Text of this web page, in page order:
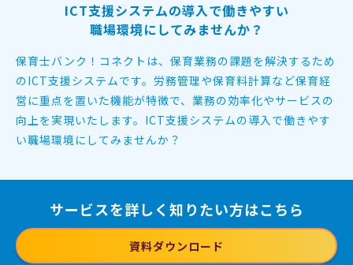
ICT支援システムの導入で働きやすい
職場環境にしてみませんか？
保育士バンク！コネクトは、保育業務の課題を解決するため
のICT支援システムです。 労務管理や保育料計算など保育経
営に重点を置いた機能が特徴で、 業務の効率化やサービスの
向上を実現いたします。 ICT支援システムの導入で働きやす
い職場環境にしてみませんか？
サービスを詳しく知りたい方はこちら
資料ダウンロード